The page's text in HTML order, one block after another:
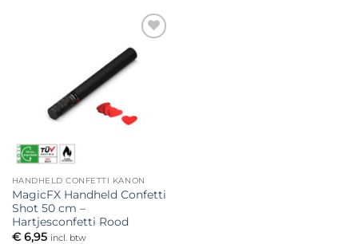
Toevoegen
aan
verlanglijst
HANDHELD CONFETTI KANON
MagicFX Handheld Confetti
Shot 50 cm –
Hartjesconfetti Rood
€6,95 incl. btw